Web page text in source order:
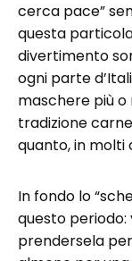
cerca pace”
questa
divertimento
ogni parte
maschere più
tradizione
quanto, in molti
In fondo lo
questo
prendersela